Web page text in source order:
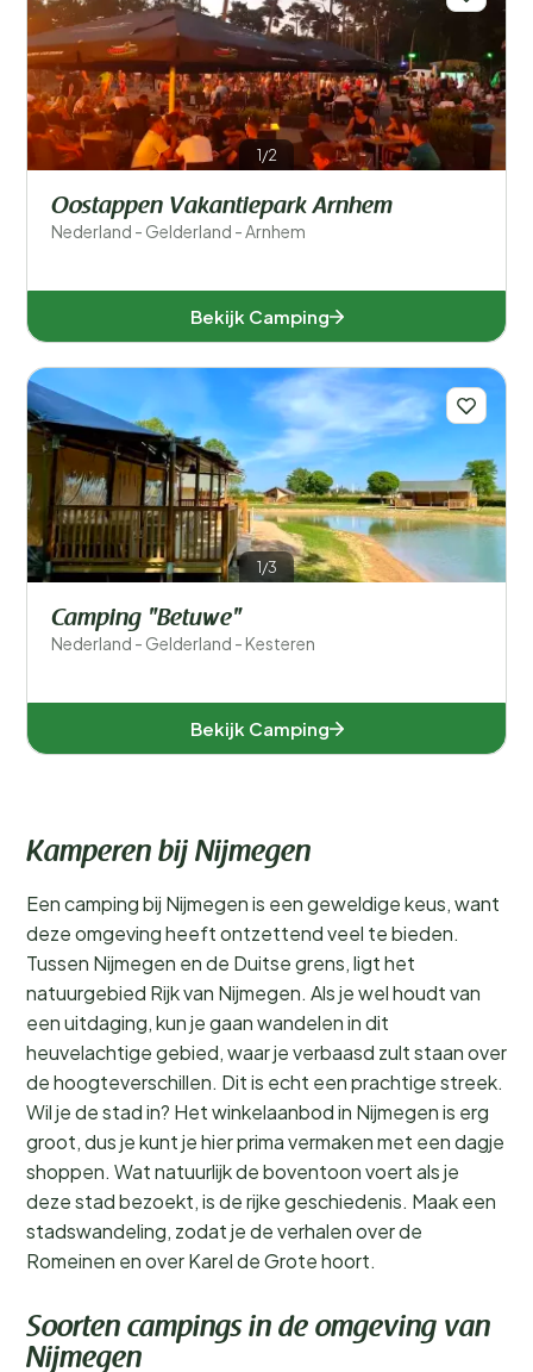
1/2
Oostappen Vakantiepark Arnhem
Nederland - Gelderland - Arnhem
Bekijk Camping
1/3
Camping "Betuwe"
Nederland - Gelderland - Kesteren
Bekijk Camping
Kamperen bij Nijmegen
Een camping bij Nijmegen is een geweldige keus, want
deze omgeving heeft ontzettend veel te bieden.
Tussen Nijmegen en de Duitse grens, ligt het
natuurgebied Rijk van Nijmegen. Als je wel houdt van
een uitdaging, kun je gaan wandelen in dit
heuvelachtige gebied, waar je verbaasd zult staan over
de hoogteverschillen. Dit is echt een prachtige streek.
Wil je de stad in? Het winkelaanbod in Nijmegen is erg
groot, dus je kunt je hier prima vermaken met een dagje
shoppen. Wat natuurlijk de boventoon voert als je
deze stad bezoekt, is de rijke geschiedenis. Maak een
stadswandeling, zodat je de verhalen over de
Romeinen en over Karel de Grote hoort.
Soorten campings in de omgeving van
Nijmegen